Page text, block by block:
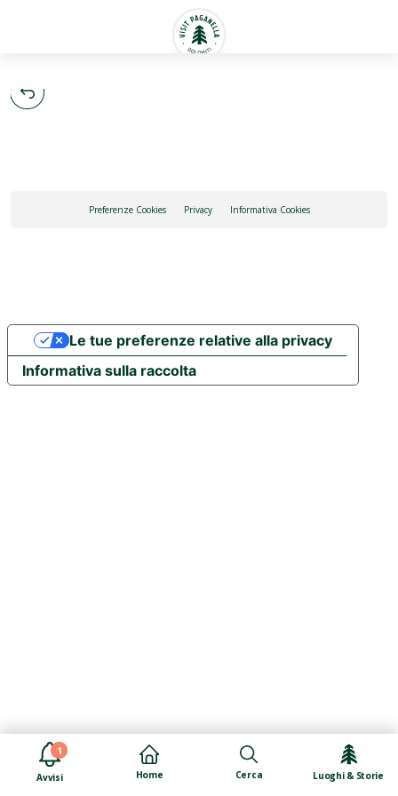
1
Avvisi Home Cerca Luoghi & Storie
Preferenze Cookies Privacy Informativa Cookies
Informativa sulla raccolta
Le tue preferenze relative alla privacy